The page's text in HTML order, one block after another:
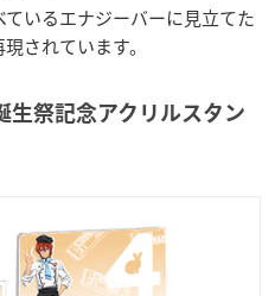
いるエナジーバーに見立てた
されています。
生祭記念アクリルスタン